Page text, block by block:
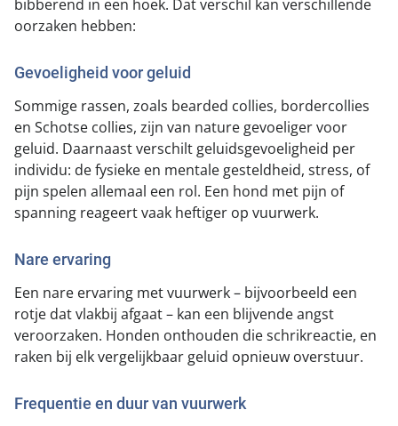
bibberend in een hoek. Dat verschil kan verschillende
oorzaken hebben:
Gevoeligheid voor geluid
Sommige rassen, zoals bearded collies, bordercollies
en Schotse collies, zijn van nature gevoeliger voor
geluid. Daarnaast verschilt geluidsgevoeligheid per
individu: de fysieke en mentale gesteldheid, stress, of
pijn spelen allemaal een rol. Een hond met pijn of
spanning reageert vaak heftiger op vuurwerk.
Nare ervaring
Een nare ervaring met vuurwerk – bijvoorbeeld een
rotje dat vlakbij afgaat – kan een blijvende angst
veroorzaken. Honden onthouden die schrikreactie, en
raken bij elk vergelijkbaar geluid opnieuw overstuur.
Frequentie en duur van vuurwerk